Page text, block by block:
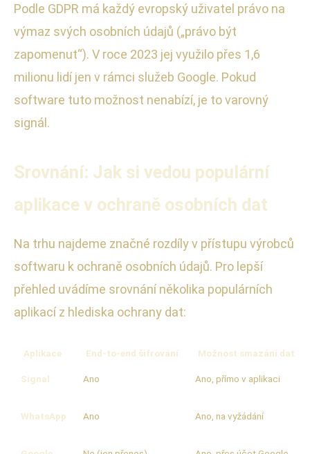
Podle GDPR má každý evropský uživatel právo na
výmaz svých osobních údajů („právo být
zapomenut“). V roce 2023 jej využilo přes 1,6
milionu lidí jen v rámci služeb Google. Pokud
software tuto možnost nenabízí, je to varovný
signál.
Srovnání: Jak si vedou populární
aplikace v ochraně osobních dat
Na trhu najdeme značné rozdíly v přístupu výrobců
softwaru k ochraně osobních údajů. Pro lepší
přehled uvádíme srovnání několika populárních
aplikací z hlediska ochrany dat:
Aplikace End-to-end šifrování Možnost smazání dat
Signal Ano Ano, přímo v aplikaci
WhatsApp Ano Ano, na vyžádání